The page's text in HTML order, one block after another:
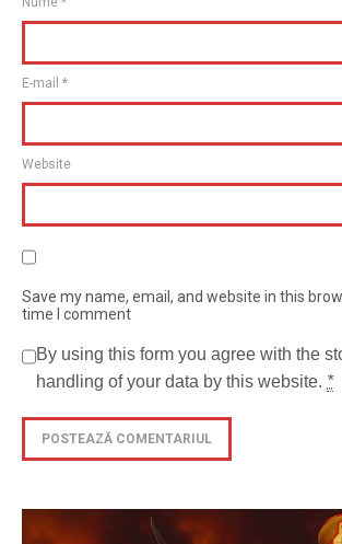
E-mail *
Website
Save my name, email, and website in this
time I comment
By using this form you agree with the
handling of your data by this website. *